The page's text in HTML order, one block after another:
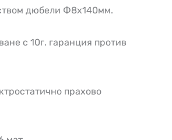
дюбели Ф8х140мм.
с 10г. гаранция против
прахово